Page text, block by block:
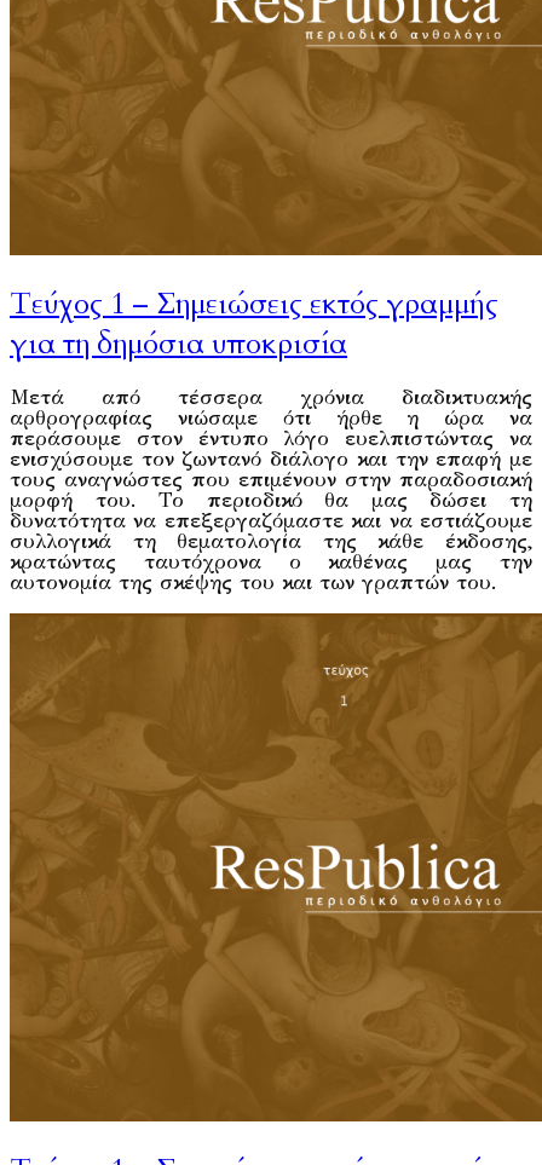
Τεύχος 1 – Σημειώσεις εκτός γραμμής
για τη δημόσια υποκρισία
Μετά από τέσσερα χρόνια διαδικτυακής
αρθρογραφίας νιώσαμε ότι ήρθε η ώρα να
περάσουμε στον έντυπο λόγο ευελπιστώντας να
ενισχύσουμε τον ζωντανό διάλογο και την επαφή με
τους αναγνώστες που επιμένουν στην παραδοσιακή
μορφή του. Το περιοδικό θα μας δώσει τη
δυνατότητα να επεξεργαζόμαστε και να εστιάζουμε
συλλογικά τη θεματολογία της κάθε έκδοσης,
κρατώντας ταυτόχρονα ο καθένας μας την
αυτονομία της σκέψης του και των γραπτών του.